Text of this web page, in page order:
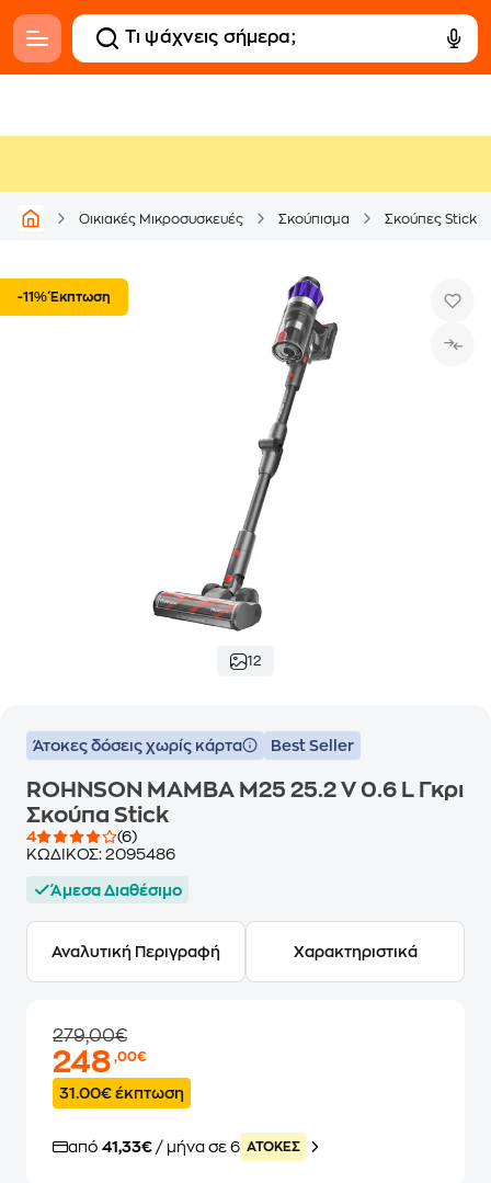
Οικιακές Μικροσυσκευές Σκούπισμα Σκούπες Stick
-11% Έκπτωση
12
Άτοκες δόσεις χωρίς κάρτα Best Seller
ROHNSON MAMBA M25 25.2 V 0.6 L Γκρι
Σκούπα Stick
4
(6)
ΚΩΔΙΚΟΣ: 2095486
Άμεσα Διαθέσιμο
Αναλυτική Περιγραφή Χαρακτηριστικά
279,00€
248,00€
31.00€ έκπτωση
από 41,33€ / μήνα σε 6 ATOKEΣ